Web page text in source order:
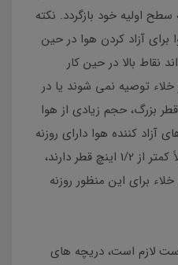
اولیه خود بازگردد. نکته
آزاد کردن هوا در حین
نقاط بالا در حین کار
توصیه نمی شوند یا در
بزرگ، حجم زیادی از هوا
آزاد کننده هوا دارای روزنه
های کوچکی هستند که معمولاً کمتر از 1/2 اینچ قطر دارند،
برای این منظور روزنه
لازم است، دریچه های